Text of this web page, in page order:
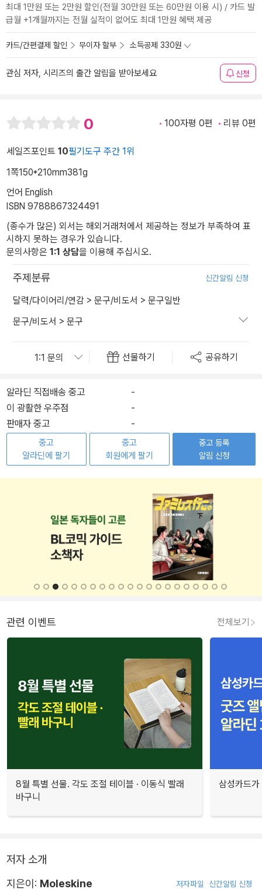
최대 1만원 또는 2만원 할인(전월 30만원 또는 60만원 이용 시) / 카드 발
급월 +1개월까지는 전월 실적이 없어도 최대 1만원 혜택 제공
카드/간편결제 할인 무이자 할부 소득공제 330원
관심 저자, 시리즈의 출간 알림을 받아보세요 신청
0 100자평 0편 리뷰 0편
세일즈포인트 10필기도구 주간 1위
1쪽150*210mm381g
언어 English
ISBN 9788867324491
(종수가 많은) 외서는 해외거래처에서 제공하는 정보가 부족하여 표
시하지 못하는 경우가 있습니다.
문의사항은 1:1 상담을 이용해 주십시오.
주제분류 신간알림 신청
달력/다이어리/연감 > 문구/비도서 > 문구일반
문구/비도서 > 문구
선물하기 공유하기
알라딘 직접배송 중고
-
이 광활한 우주점
-
판매자 중고
-
중고
알라딘에 팔기
중고
회원에게 팔기
중고 등록
알림 신청
관련 이벤트 전체보기
8월 특별 선물. 각도 조절 테이블 · 이동식 빨래
바구니
삼성카드
저자 소개
지은이: Moleskine 저자파일 신간알림 신청